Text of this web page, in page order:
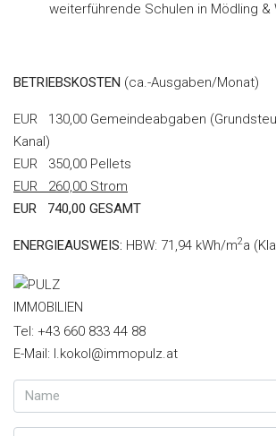
weiterführende Schulen in Mödling &
BETRIEBSKOSTEN (ca.-Ausgaben/Monat)
EUR 130,00 Gemeindeabgaben
Kanal)
EUR 350,00 Pellets
EUR 260,00 Strom
EUR 740,00 GESAMT
ENERGIEAUSWEIS: HBW: 71,94 kWh/m2a
Tel: +43 660 833 44 88
E-Mail: l.kokol@immopulz.at